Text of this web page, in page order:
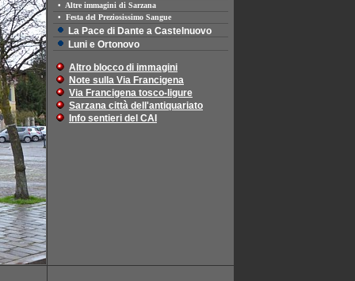
• Altre immagini di Sarzana
• Festa del Preziosissimo Sangue
La Pace di Dante a Castelnuovo
Luni e Ortonovo
Altro blocco di immagini
Note sulla Via Francigena
Via Francigena tosco-ligure
Sarzana città dell'antiquariato
Info sentieri del CAI